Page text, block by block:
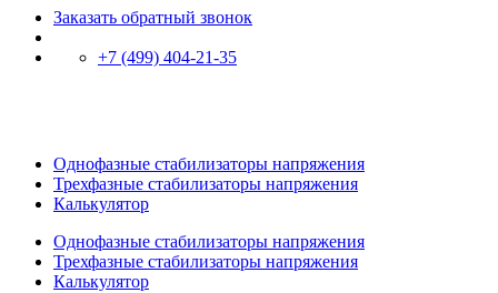
Заказать обратный звонок
+7 (499) 404-21-35
Однофазные стабилизаторы напряжения
Трехфазные стабилизаторы напряжения
Калькулятор
Однофазные стабилизаторы напряжения
Трехфазные стабилизаторы напряжения
Калькулятор